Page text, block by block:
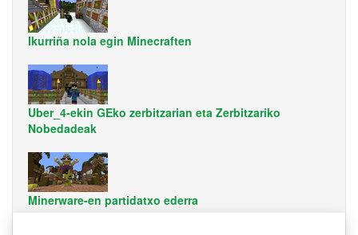
Ikurriña nola egin Minecraften
Uber_4-ekin GEko zerbitzarian eta Zerbitzariko
Nobedadeak
Minerware-en partidatxo ederra